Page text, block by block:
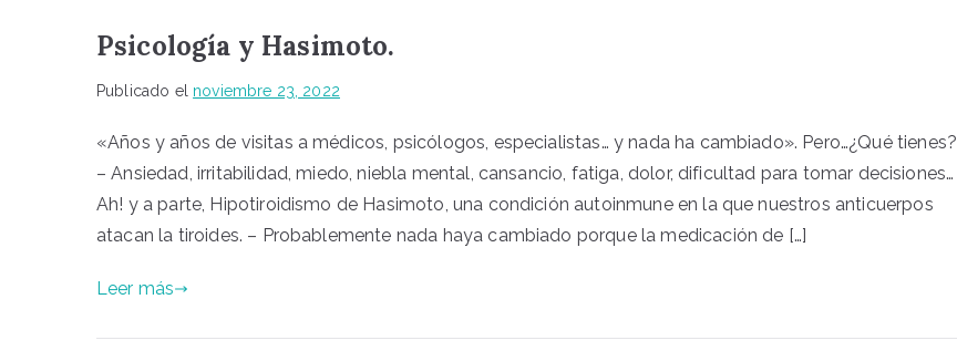
Psicología y Hasimoto.
Publicado el noviembre 23, 2022
«Años y años de visitas a médicos, psicólogos, especialistas… y nada ha cambiado». Pero…¿Qué tienes?
– Ansiedad, irritabilidad, miedo, niebla mental, cansancio, fatiga, dolor, dificultad para tomar decisiones…
Ah! y a parte, Hipotiroidismo de Hasimoto, una condición autoinmune en la que nuestros anticuerpos
atacan la tiroides. – Probablemente nada haya cambiado porque la medicación de […]
Leer más